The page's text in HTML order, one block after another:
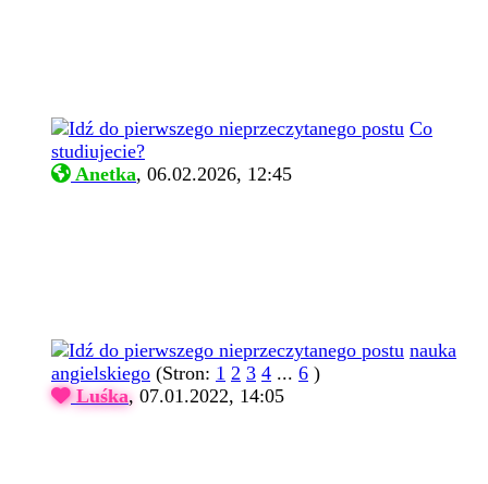
Co
studiujecie?
Anetka, 06.02.2026, 12:45
nauka
angielskiego (Stron: 1 2 3 4 ... 6 )
Luśka, 07.01.2022, 14:05